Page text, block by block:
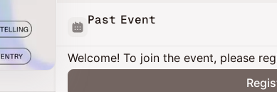
Past Event
Welcome! To join the event, please